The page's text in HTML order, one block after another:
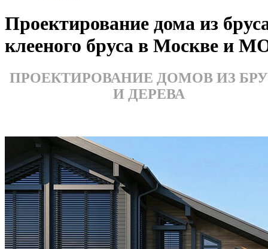
Проектирование дома из
клееного бруса в Москве и
ПРОЕКТИРОВАНИЕ ДОМОВ ИЗ
И ДЕРЕВА